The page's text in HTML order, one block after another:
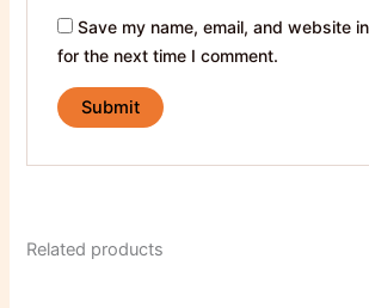
Save my name, email, and website
for the next time I comment.
Related products